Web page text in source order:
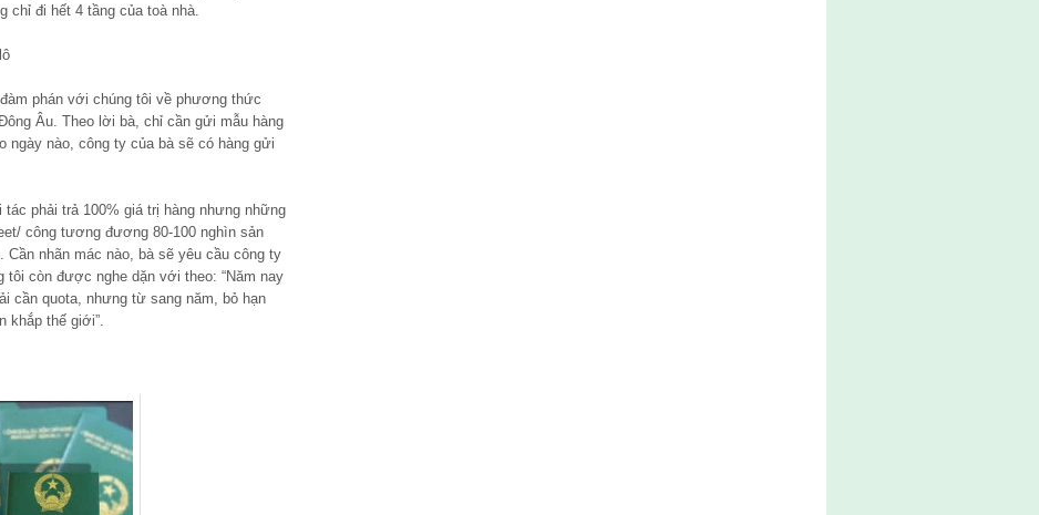
chỉ đi hết 4 tầng của toà nhà.
phán với chúng tôi về phương thức
Âu. Theo lời bà, chỉ cần gửi mẫu hàng
ngày nào, công ty của bà sẽ có hàng gửi
phải trả 100% giá trị hàng nhưng những
công tương đương 80-100 nghìn sản
nhãn mác nào, bà sẽ yêu cầu công ty
tôi còn được nghe dặn với theo: “Năm nay
cần quota, nhưng từ sang năm, bỏ hạn
khắp thế giới”.